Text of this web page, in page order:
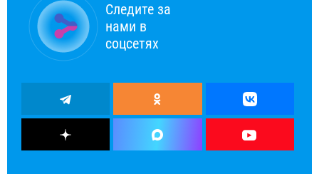
Следите за
нами в
соцсетях